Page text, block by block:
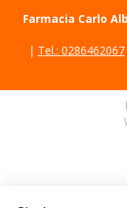
Farmacia Carlo
| Tel.: 0286462067